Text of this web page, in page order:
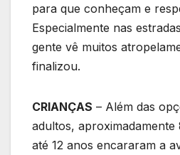
para que conheçam e
Especialmente nas
gente vê muitos
finalizou.
CRIANÇAS – Além das
adultos, aproximadamente
até 12 anos encararam a